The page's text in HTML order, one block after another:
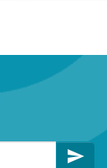
send